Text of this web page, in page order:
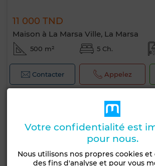
11 000 TND
Maison à La Marsa Ville, La Marsa
500 m² 5 Ch.
Contacter Appelez
Votre confidentialité est
pour nous.
Nous utilisons nos propres cookies et
des fins d'analyse et pour vous